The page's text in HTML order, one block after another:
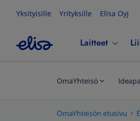
Yksityisille Yrityksille Elisa Oyj
Laitteet
OmaYhteisö
OmaYhteisön etusivu